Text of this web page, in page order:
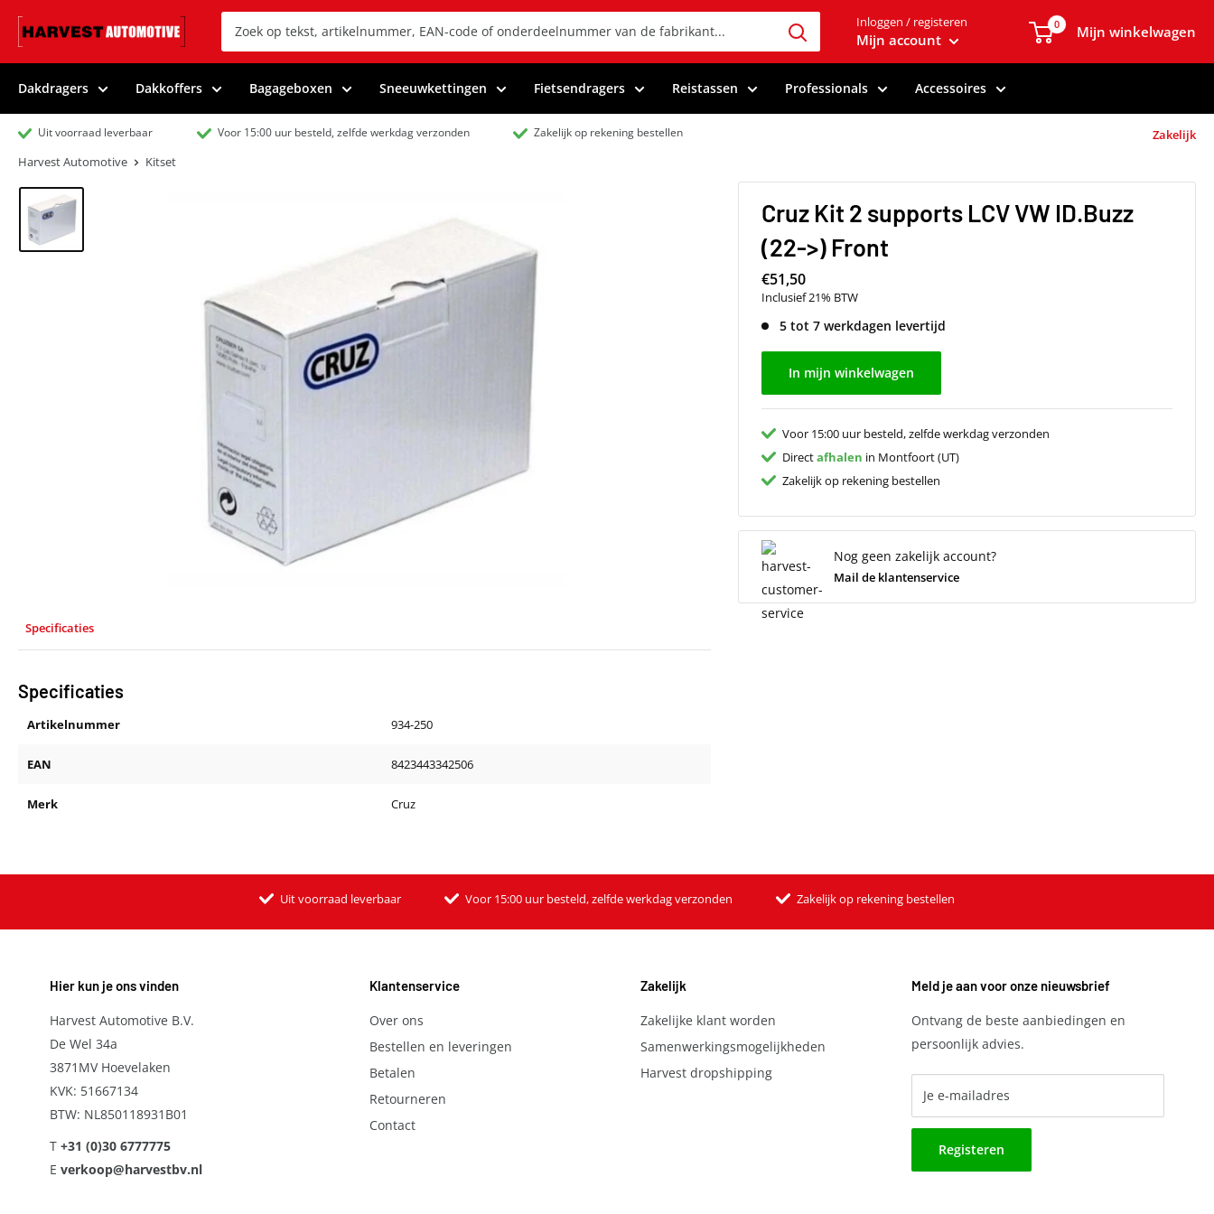
Inloggen / registeren
Mijn account
0 Mijn winkelwagen
Dakdragers Dakkoffers Bagageboxen Sneeuwkettingen Fietsendragers Reistassen Professionals Accessoires
Uit voorraad leverbaar Voor 15:00 uur besteld, zelfde werkdag verzonden Zakelijk op rekening bestellen
Zakelijk
Harvest Automotive
Kitset
Cruz Kit 2 supports LCV VW ID.Buzz
(22->) Front
€51,50
Inclusief 21% BTW
5 tot 7 werkdagen levertijd
In mijn winkelwagen
Voor 15:00 uur besteld, zelfde werkdag verzonden
Directafhalen in Montfoort (UT)
Zakelijk op rekening bestellen
Nog geen zakelijk account?
Mail de klantenservice
Specificaties
Specificaties
Artikelnummer 934-250
EAN 8423443342506
Merk Cruz
Uit voorraad leverbaar Voor 15:00 uur besteld, zelfde werkdag verzonden Zakelijk op rekening bestellen
Hier kun je ons vinden
Harvest Automotive B.V.
De Wel 34a
3871MV Hoevelaken
KVK: 51667134
BTW: NL850118931B01
T +31 (0)30 6777775
E verkoop@harvestbv.nl
Klantenservice
Over ons
Bestellen en leveringen
Betalen
Retourneren
Contact
Zakelijk
Zakelijke klant worden
Samenwerkingsmogelijkheden
Harvest dropshipping
Meld je aan voor onze nieuwsbrief
Ontvang de beste aanbiedingen en
persoonlijk advies.
Je e-mailadres
Registeren